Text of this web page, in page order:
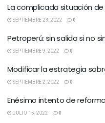
La complicada situación
SEPTIEMBRE 23, 2022 0
Petroperú: sin salida si no
SEPTIEMBRE 9, 2022 0
Modificar la estrategia
SEPTIEMBRE 2, 2022 0
Enésimo intento de
JULIO 15, 2022 0